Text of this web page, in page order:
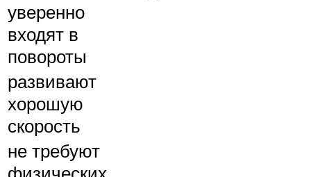
уверенно
входят в
повороты
развивают
хорошую
скорость
не требуют